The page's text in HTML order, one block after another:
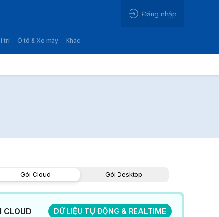
Đăng nhập
trí Ô tô & Xe máy Khác
Gói Cloud Gói Desktop
CLOUD DỮ LIỆU TỰ ĐỘNG & REALTIME